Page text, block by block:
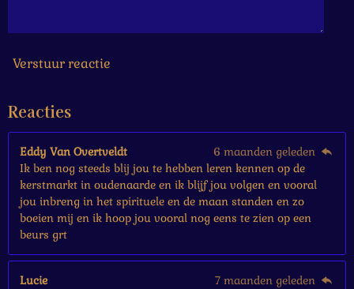
r
r
Verstuur reactie
Reacties
Eddy Van Overtveldt
6 maanden geleden
Ik ben nog steeds blij jou te hebben leren kennen op de
kerstmarkt in oudenaarde en ik blijf jou volgen en vooral
jou inbreng in het spirituele en de maan standen en zo
boeien mij en ik hoop jou vooral nog eens te zien op een
beurs grt
Lucie
7 maanden geleden